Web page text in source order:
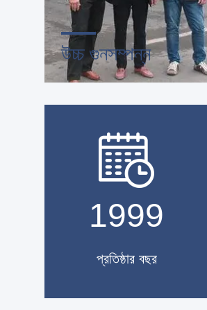
উচ্চ গুনসম্পন্ন
সরবরাহকারীর সক্ষমতা মূল্যায়ন।কোম্পানির
পরীক্ষা ল্যাব রয়েছে।
1999
প্রতিষ্ঠার বছর